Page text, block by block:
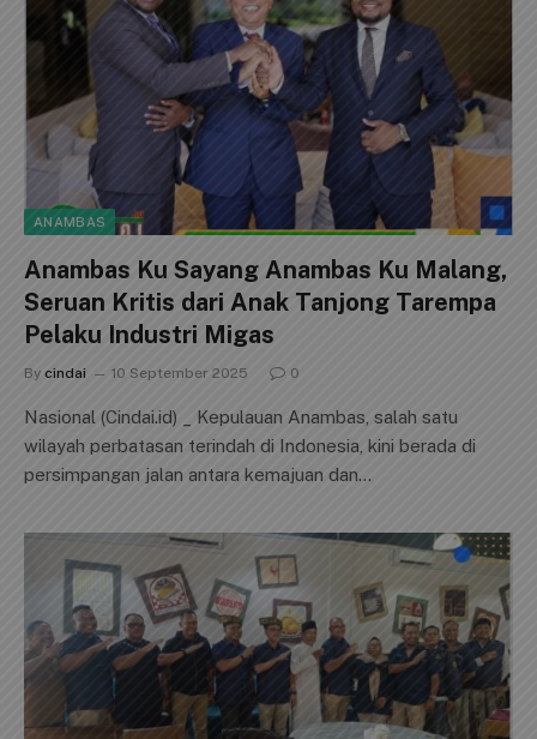
ANAMBAS
Anambas Ku Sayang Anambas Ku Malang,
Seruan Kritis dari Anak Tanjong Tarempa
Pelaku Industri Migas
By cindai 10 September 2025 0
Nasional (Cindai.id) _ Kepulauan Anambas, salah satu
wilayah perbatasan terindah di Indonesia, kini berada di
persimpangan jalan antara kemajuan dan…